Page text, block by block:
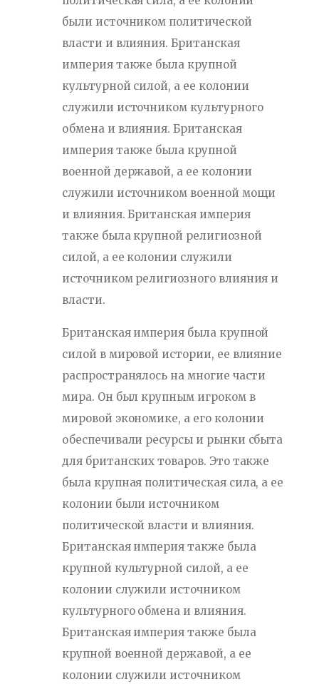
были источником политической
власти и влияния. Британская
империя также была крупной
культурной силой, а ее колонии
служили источником культурного
обмена и влияния. Британская
империя также была крупной
военной державой, а ее колонии
служили источником военной мощи
и влияния. Британская империя
также была крупной религиозной
силой, а ее колонии служили
источником религиозного влияния и
власти.
Британская империя была крупной
силой в мировой истории, ее влияние
распространялось на многие части
мира. Он был крупным игроком в
мировой экономике, а его колонии
обеспечивали ресурсы и рынки сбыта
для британских товаров. Это также
была крупная политическая сила, а ее
колонии были источником
политической власти и влияния.
Британская империя также была
крупной культурной силой, а ее
колонии служили источником
культурного обмена и влияния.
Британская империя также была
крупной военной державой, а ее
колонии служили источником